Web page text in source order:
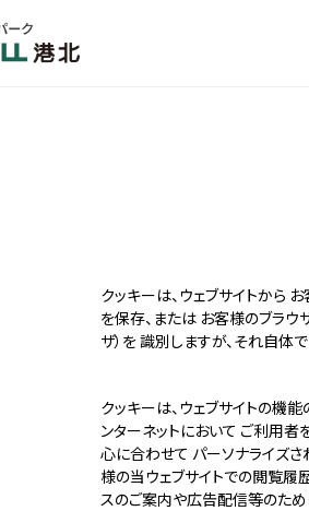
クッキーは、ウェブサイトから
を保存、または お客様のブラウ
ザ）を 識別しますが、それ自体
クッキーは、ウェブサイトの機
ンターネットにおいて ご利用者
心に合わせて パーソナライズさ
様の当ウェブサイトでの閲覧履
スのご案内や広告配信等のため